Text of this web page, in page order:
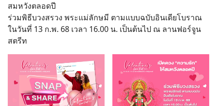
สมหวังตลอดปี
ร่วมพิธีบวงสรวง พระแม่ลักษมี ตามแบบฉบับอินเดียโบราณ
ในวันที่ 13 ก.พ. 68 เวลา 16.00 น. เป็นต้นไป ณ ลานฟอร์จูน
สตรีท